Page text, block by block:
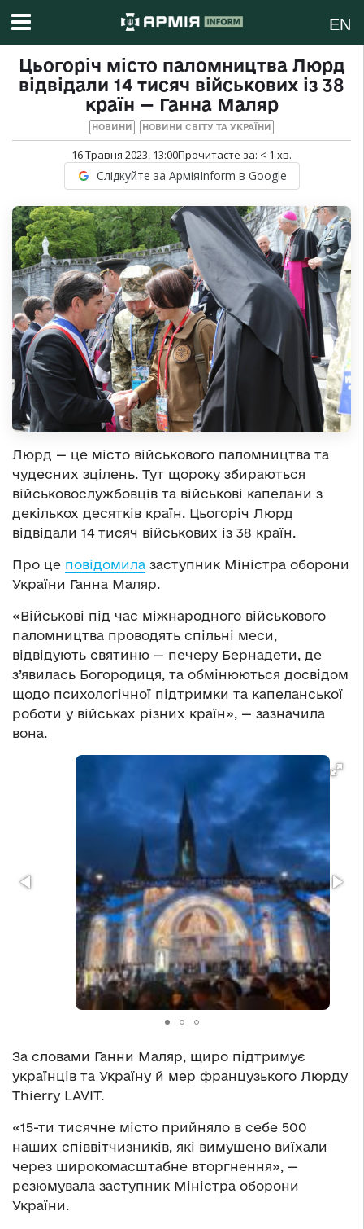
EN
Цьогоріч місто паломництва Люрд
відвідали 14 тисяч військових із 38
країн — Ганна Маляр
НОВИНИ НОВИНИ СВІТУ ТА УКРАЇНИ
16 Травня 2023, 13:00Прочитаєте за: < 1 хв.
Слідкуйте за АрміяInform в Google
Люрд — це місто військового паломництва та
чудесних зцілень. Тут щороку збираються
військовослужбовців та військові капелани з
декількох десятків країн. Цьогоріч Люрд
відвідали 14 тисяч військових із 38 країн.
Про це повідомила заступник Міністра оборони
України Ганна Маляр.
«Військові під час міжнародного військового
паломництва проводять спільні меси,
відвідують святиню — печеру Бернадети, де
з’явилась Богородиця, та обмінюються досвідом
щодо психологічної підтримки та капеланської
роботи у військах різних країн», — зазначила
вона.
За словами Ганни Маляр, щиро підтримує
українців та Україну й мер французького Люрду
Thierry LAVIT.
«15-ти тисячне місто прийняло в себе 500
наших співвітчизників, які вимушено виїхали
через широкомасштабне вторгнення», —
резюмувала заступник Міністра оборони
України.